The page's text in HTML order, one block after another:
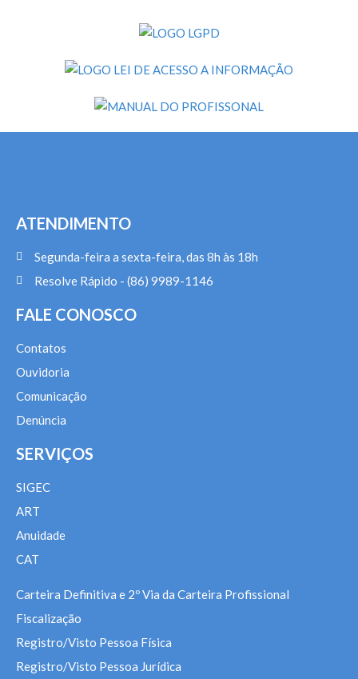
ATENDIMENTO
Segunda-feira a sexta-feira, das 8h às 18h
Resolve Rápido - (86) 9989-1146
FALE CONOSCO
Contatos
Ouvidoria
Comunicação
Denúncia
SERVIÇOS
SIGEC
ART
Anuidade
CAT
Carteira Definitiva e 2º Via da Carteira Profissional
Fiscalização
Registro/Visto Pessoa Física
Registro/Visto Pessoa Jurídica